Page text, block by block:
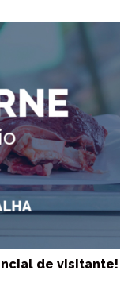
de visitante!